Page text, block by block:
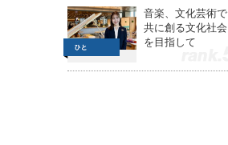
音楽、文化芸術で
共に創る文化社会
を目指して